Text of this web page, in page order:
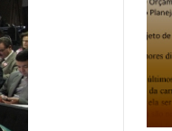
Primeiro
A
28 jul, 2026